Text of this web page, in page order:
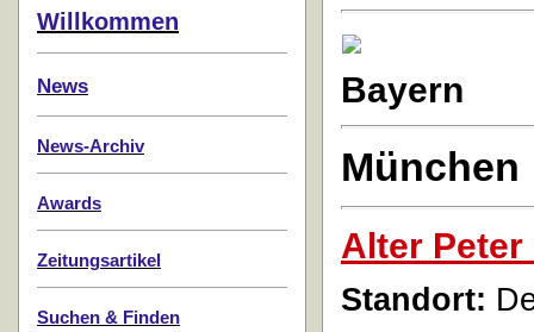
Willkommen
News
News-Archiv
Awards
Zeitungsartikel
Suchen & Finden
Bayern
München
Alter Peter
Standort: